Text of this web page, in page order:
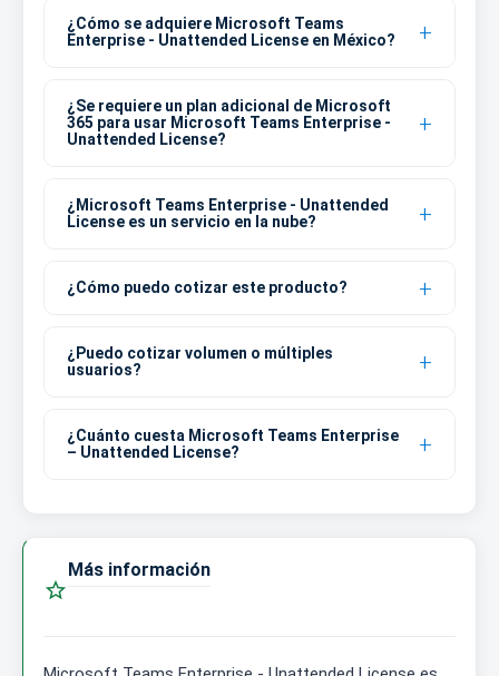
¿Cómo se adquiere Microsoft Teams
Enterprise - Unattended License en México?
¿Se requiere un plan adicional de Microsoft
365 para usar Microsoft Teams Enterprise -
Unattended License?
¿Microsoft Teams Enterprise - Unattended
License es un servicio en la nube?
¿Cómo puedo cotizar este producto?
¿Puedo cotizar volumen o múltiples
usuarios?
¿Cuánto cuesta Microsoft Teams Enterprise
– Unattended License?

Más información